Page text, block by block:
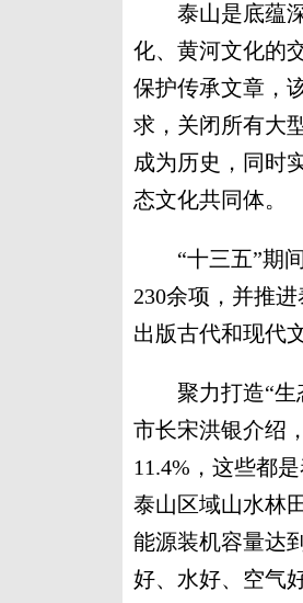
泰山是底蕴深
化、黄河文化的
保护传承文章，
求，关闭所有大
成为历史，同时
态文化共同体。
“十三五”期间
230余项，并推
出版古代和现代
聚力打造“生态
市长宋洪银介绍
11.4%，这些都
泰山区域山水林
能源装机容量达
好、水好、空气